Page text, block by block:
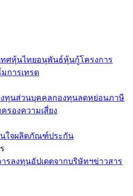
ทศหุ้นไทยอนุพันธ์หุ้นกู้โครงการ
การเทรด
ทุนส่วนบุคคลกองทุนลดหย่อนภาษี
รองความเสี่ยง
ใจผลิตภัณฑ์ประกัน
รลงทุนอัปเดตจากบริษัทฯข่าวสาร